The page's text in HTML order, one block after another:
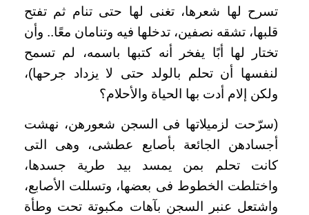
تسرح لها شعرها، تغنى لها حتى تنام ثم تفتح
قلبها، تشقه نصفين، تدخلها فيه وتنامان معًا.. وأن
تختار لها أبًا يفخر أنه كتبها باسمه، لم تسمح
لنفسها أن تحلم بالولد حتى لا يزداد جرحها)،
ولكن إلام أدت بها الحياة والأحلام؟
(سرّحت لزميلاتها فى السجن شعورهن، نهشت
أجسادهن الجائعة بأصابع عطشى، وهى التى
كانت تحلم بمن يمسد بيد طرية جسدها،
واختلطت الخطوط فى بعضها، وتسللت الأصابع،
واشتعل عنبر السجن بآهات مكبوتة تحت وطأة